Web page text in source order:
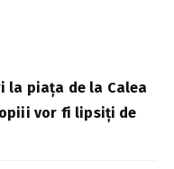
la piața de la Calea
vor fi lipsiți de